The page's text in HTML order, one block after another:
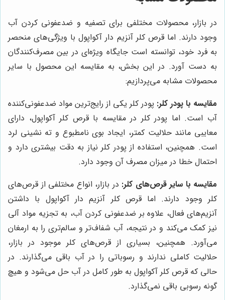
در بازار، محصولات مختلفی برای تصفیه و ضدعفونی کردن آب
وجود دارند. اما قرص کلر آنزیم دار آکواپول با ویژگی‌های منحصر
به فرد خود، توانسته است جایگاه ویژه‌ای در بین مصرف‌کنندگان
به دست آورد. در این بخش، به مقایسه این محصول با سایر
محصولات مشابه می‌پردازیم:
مقایسه با پودر کلر: پودر کلر یکی از رایج‌ترین مواد ضدعفونی‌کننده
آب است. اما پودر کلر در مقایسه با قرص کلر آکواپول، دارای
معایبی مانند حلالیت کمتر، ایجاد بوی نامطبوع و ته نشینی لرد
است. همچنین، استفاده از پودر کلر نیاز به دقت بیشتری دارد و
احتمال خطا در میزان مصرف آن وجود دارد.
مقایسه با سایر قرص‌های کلر: در بازار، انواع مختلفی از قرص‌های
کلر وجود دارند. اما قرص کلر آنزیم دار آکواپول با داشتن
آنزیم‌های فعال، علاوه بر ضدعفونی کردن آب، به تجزیه مواد آلی
نیز کمک می‌کند و در نتیجه، آب شفاف‌تر و سالم‌تری را به ارمغان
می‌آورد. همچنین، بسیاری از قرص‌های کلر موجود در بازار،
حلالیت کاملی ندارند و رسوباتی را در آب باقی می‌گذارند. در
حالی که قرص کلر آکواپول به طور کامل در آب حل می‌شود و هیچ
گونه رسوبی باقی نمی‌گذارد.